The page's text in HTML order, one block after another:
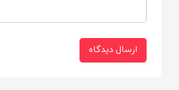
ارسال دیدگاه